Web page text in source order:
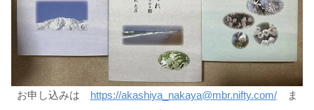
お申し込みは https://akashiya_nakaya@mbr.nifty.com/ま